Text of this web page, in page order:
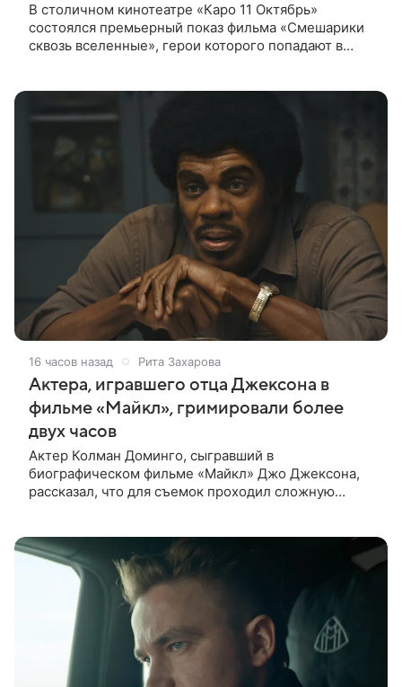
В столичном кинотеатре «Каро 11 Октябрь»
состоялся премьерный показ фильма «Смешарики
сквозь вселенные», герои которого попадают в
16 часов назад Рита Захарова
Актера, игравшего отца Джексона в
фильме «Майкл», гримировали более
двух часов
Актер Колман Доминго, сыгравший в
биографическом фильме «Майкл» Джо Джексона,
рассказал, что для съемок проходил сложную